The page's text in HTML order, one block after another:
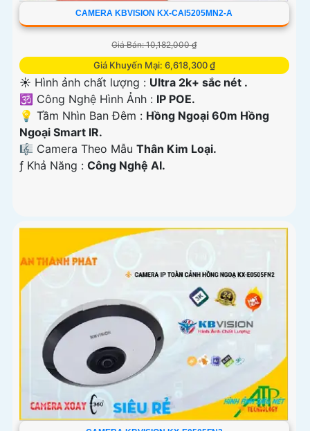
CAMERA KBVISION KX-CAI5205MN2-A
Giá Bán: 10,182,000 ₫
Giá Khuyến Mại: 6,618,300 ₫
☀️ Hình ảnh chất lượng : Ultra 2k+ sắc nét .
🕉️ Công Nghệ Hình Ảnh : IP POE.
💡 Tầm Nhìn Ban Đêm : Hồng Ngoại 60m Hồng
Ngoại Smart IR.
🎼️ Camera Theo Mẫu Thân Kim Loại.
️ƒ Khả Năng : Công Nghệ AI.